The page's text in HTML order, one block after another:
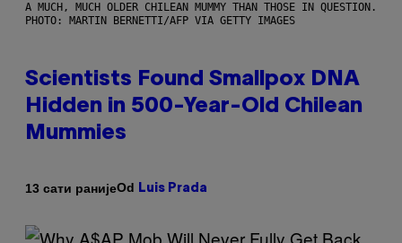
A MUCH, MUCH OLDER CHILEAN MUMMY THAN THOSE IN QUESTION.
PHOTO: MARTIN BERNETTI/AFP VIA GETTY IMAGES
Scientists Found Smallpox DNA
Hidden in 500-Year-Old Chilean
Mummies
13 сати ранијеOd Luis Prada